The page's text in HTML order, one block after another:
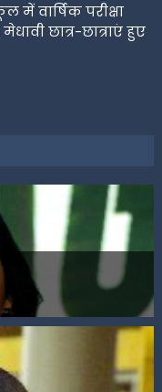
में वार्षिक परीक्षा
छात्र-छात्राएं हुए